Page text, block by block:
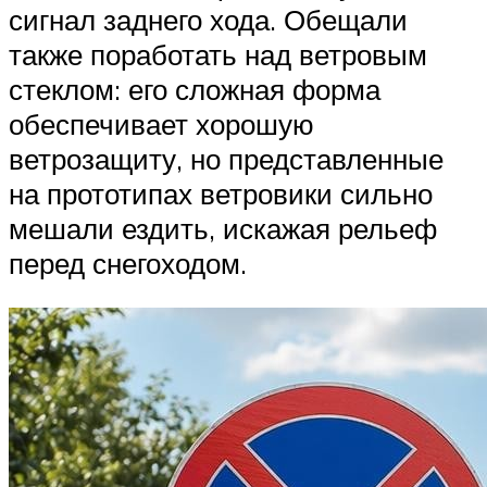
сигнал заднего хода. Обещали
также поработать над ветровым
стеклом: его сложная форма
обеспечивает хорошую
ветрозащиту, но представленные
на прототипах ветровики сильно
мешали ездить, искажая рельеф
перед снегоходом.